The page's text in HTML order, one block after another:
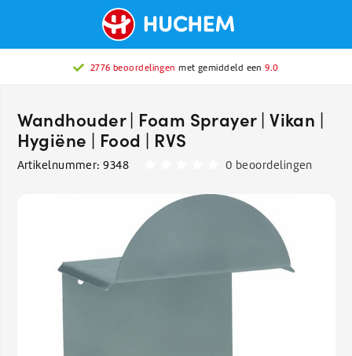
2776 beoordelingen met gemiddeld een9.0
Wandhouder | Foam Sprayer | Vikan |
Hygiëne | Food | RVS
Artikelnummer: 9348 0 beoordelingen